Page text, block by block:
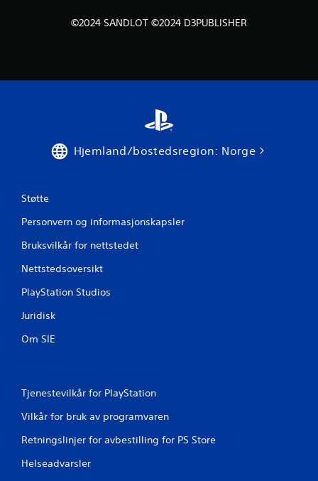
©2024 SANDLOT ©2024 D3PUBLISHER
Hjemland/bostedsregion: Norge
Støtte
Personvern og informasjonskapsler
Bruksvilkår for nettstedet
Nettstedsoversikt
PlayStation Studios
Juridisk
Om SIE
Tjenestevilkår for PlayStation
Vilkår for bruk av programvaren
Retningslinjer for avbestilling for PS Store
Helseadvarsler